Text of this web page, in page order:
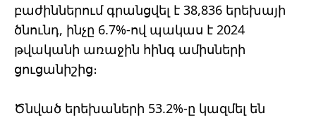
բաժիններում գրանցվել է 38,836 երեխայի
ծնունդ, ինչը 6.7%-ով պակաս է 2024
թվականի առաջին հինգ ամիսների
ցուցանիշից։
Ծնված երեխաների 53.2%-ը կազմել են